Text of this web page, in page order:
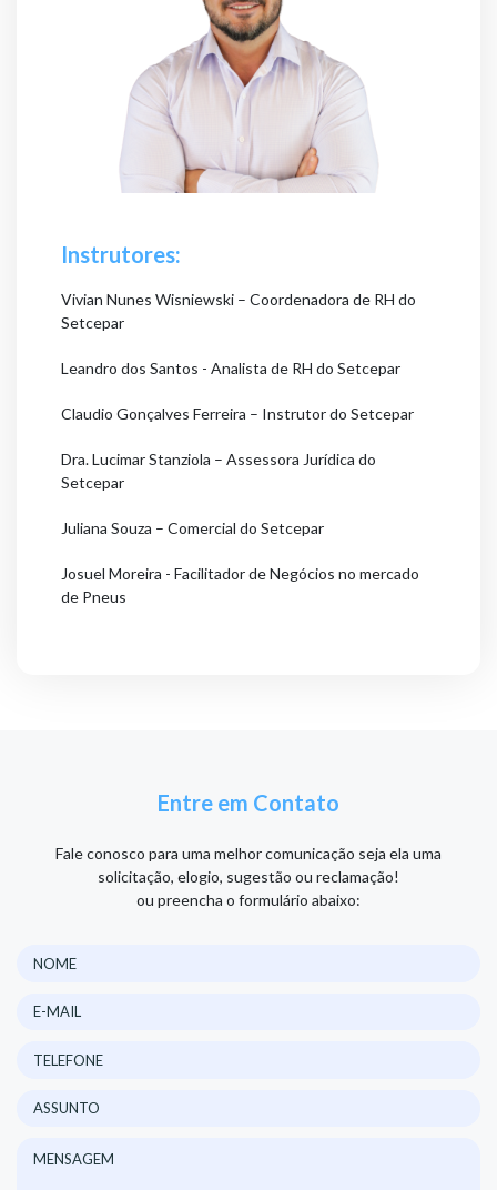
Instrutores:
Vivian Nunes Wisniewski – Coordenadora de RH do
Setcepar
Leandro dos Santos - Analista de RH do Setcepar
Claudio Gonçalves Ferreira – Instrutor do Setcepar
Dra. Lucimar Stanziola – Assessora Jurídica do
Setcepar
Juliana Souza – Comercial do Setcepar
Josuel Moreira - Facilitador de Negócios no mercado
de Pneus
Entre em Contato
Fale conosco para uma melhor comunicação seja ela uma
solicitação, elogio, sugestão ou reclamação!
ou preencha o formulário abaixo: